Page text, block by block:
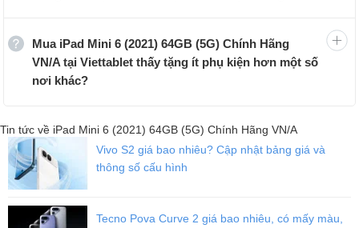
Mua iPad Mini 6 (2021) 64GB (5G) Chính Hãng
VN/A tại Viettablet thấy tặng ít phụ kiện hơn một số
nơi khác?
Tin tức về iPad Mini 6 (2021) 64GB (5G) Chính Hãng VN/A
Vivo S2 giá bao nhiêu? Cập nhật bảng giá và
thông số cấu hình
Tecno Pova Curve 2 giá bao nhiêu, có mấy màu,